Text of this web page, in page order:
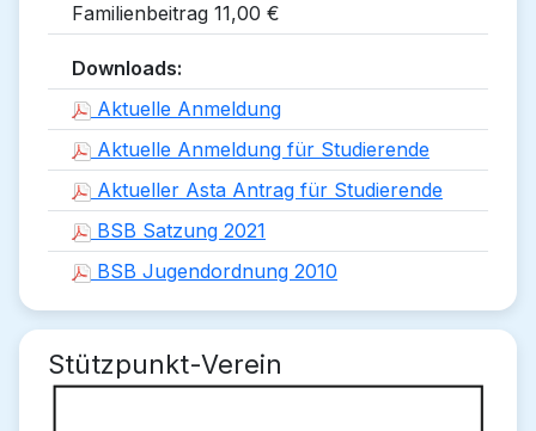
Familienbeitrag 11,00 €
Downloads:
Aktuelle Anmeldung
Aktuelle Anmeldung für Studierende
Aktueller Asta Antrag für Studierende
BSB Satzung 2021
BSB Jugendordnung 2010
Stützpunkt-Verein